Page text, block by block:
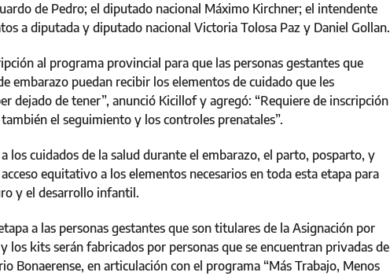
de Pedro; el diputado nacional Máximo Kirchner; el intendente
a diputada y diputado nacional Victoria Tolosa Paz y Daniel Gollan.
al programa provincial para que las personas gestantes que
embarazo puedan recibir los elementos de cuidado que les
dejado de tener”, anunció Kicillof y agregó: “Requiere de inscripción
el seguimiento y los controles prenatales”.
los cuidados de la salud durante el embarazo, el parto, posparto, y
equitativo a los elementos necesarios en toda esta etapa para
y el desarrollo infantil.
a las personas gestantes que son titulares de la Asignación por
los kits serán fabricados por personas que se encuentran privadas de
Bonaerense, en articulación con el programa “Más Trabajo, Menos